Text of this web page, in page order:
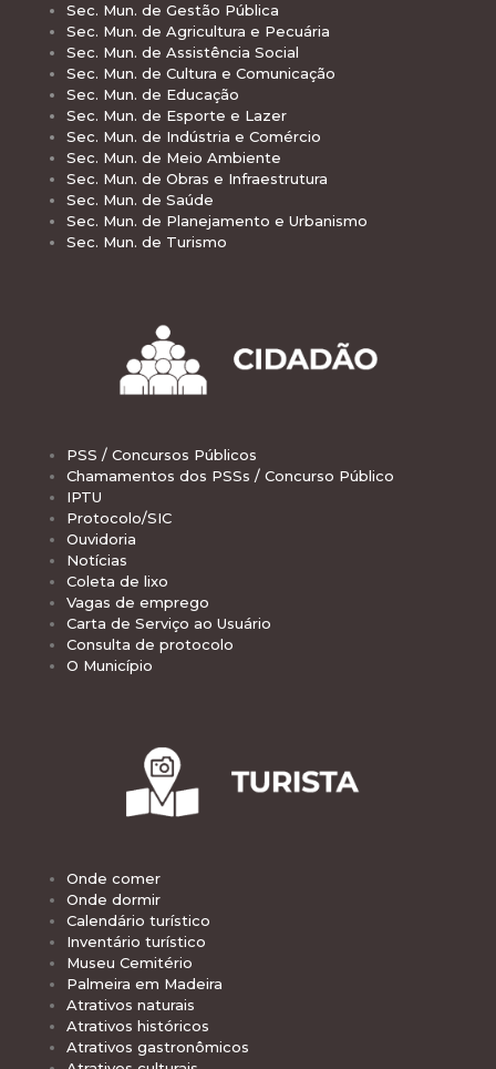
Sec. Mun. de Gestão Pública
Sec. Mun. de Agricultura e Pecuária
Sec. Mun. de Assistência Social
Sec. Mun. de Cultura e Comunicação
Sec. Mun. de Educação
Sec. Mun. de Esporte e Lazer
Sec. Mun. de Indústria e Comércio
Sec. Mun. de Meio Ambiente
Sec. Mun. de Obras e Infraestrutura
Sec. Mun. de Saúde
Sec. Mun. de Planejamento e Urbanismo
Sec. Mun. de Turismo
PSS / Concursos Públicos
Chamamentos dos PSSs / Concurso Público
IPTU
Protocolo/SIC
Ouvidoria
Notícias
Coleta de lixo
Vagas de emprego
Carta de Serviço ao Usuário
Consulta de protocolo
O Município
Onde comer
Onde dormir
Calendário turístico
Inventário turístico
Museu Cemitério
Palmeira em Madeira
Atrativos naturais
Atrativos históricos
Atrativos gastronômicos